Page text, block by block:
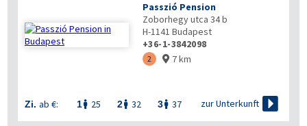
Passzió Pension
Zoborhegy utca 34 b
H-1141 Budapest
+36-1-3842098
2  7 km
Zi. ab €: 1 25 2 32 3 37 zur Unterkunft 